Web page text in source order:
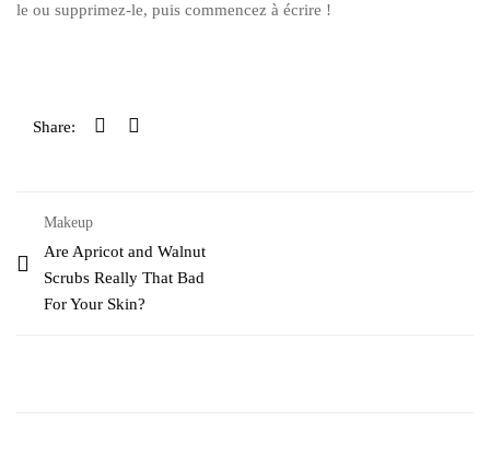
le ou supprimez-le, puis commencez à écrire !
Share:
Makeup
Are Apricot and Walnut
Scrubs Really That Bad
For Your Skin?